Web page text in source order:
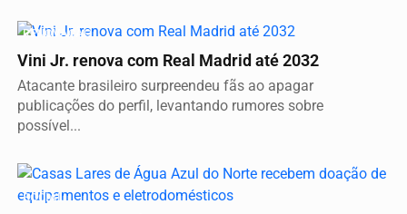
RENOVAÇÃO
Vini Jr. renova com Real Madrid até 2032
Atacante brasileiro surpreendeu fãs ao apagar
publicações do perfil, levantando rumores sobre
possível...
SOCIAL